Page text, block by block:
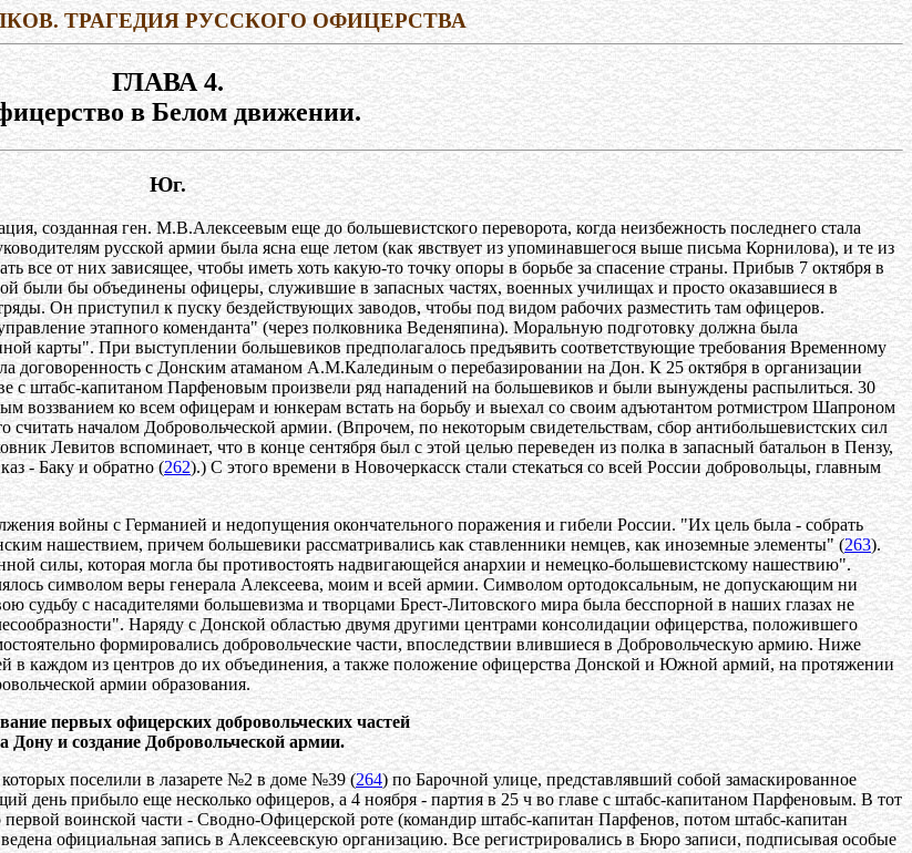
ТРАГЕДИЯ РУССКОГО ОФИЦЕРСТВА
ГЛАВА 4.
в Белом движении.
Юг.
созданная ген. М.В.Алексеевым еще до большевистского переворота, когда неизбежность последнего стала
русской армии была ясна еще летом (как явствует из упоминавшегося выше письма Корнилова), и те из
все от них зависящее, чтобы иметь хоть какую-то точку опоры в борьбе за спасение страны. Прибыв 7 октября в
были бы объединены офицеры, служившие в запасных частях, военных училищах и просто оказавшиеся в
Он приступил к пуску бездействующих заводов, чтобы под видом рабочих разместить там офицеров.
этапного коменданта" (через полковника Веденяпина). Моральную подготовку должна была
карты". При выступлении большевиков предполагалось предъявить соответствующие требования Временному
договоренность с Донским атаманом А.М.Калединым о перебазировании на Дон. К 25 октября в организации
с штабс-капитаном Парфеновым произвели ряд нападений на большевиков и были вынуждены распылиться. 30
воззванием ко всем офицерам и юнкерам встать на борьбу и выехал со своим адъютантом ротмистром Шапроном
считать началом Добровольческой армии. (Впрочем, по некоторым свидетельствам, сбор антибольшевистских сил
Левитов вспоминает, что в конце сентября был с этой целью переведен из полка в запасный батальон в Пензу,
- Баку и обратно (262).) С этого времени в Новочеркасск стали стекаться со всей России добровольцы, главным
войны с Германией и недопущения окончательного поражения и гибели России. "Их цель была - собрать
нашествием, причем большевики рассматривались как ставленники немцев, как иноземные элементы" (263).
силы, которая могла бы противостоять надвигающейся анархии и немецко-большевистскому нашествию".
символом веры генерала Алексеева, моим и всей армии. Символом ортодоксальным, не допускающим ни
судьбу с насадителями большевизма и творцами Брест-Литовского мира была бесспорной в наших глазах не
Наряду с Донской областью двумя другими центрами консолидации офицерства, положившего
формировались добровольческие части, впоследствии влившиеся в Добровольческую армию. Ниже
в каждом из центров до их объединения, а также положение офицерства Донской и Южной армий, на протяжении
армии образования.
первых офицерских добровольческих частей
Дону и создание Добровольческой армии.
поселили в лазарете №2 в доме №39 (264) по Барочной улице, представлявший собой замаскированное
день прибыло еще несколько офицеров, а 4 ноября - партия в 25 ч во главе с штабс-капитаном Парфеновым. В тот
воинской части - Сводно-Офицерской роте (командир штабс-капитан Парфенов, потом штабс-капитан
официальная запись в Алексеевскую организацию. Все регистрировались в Бюро записи, подписывая особые